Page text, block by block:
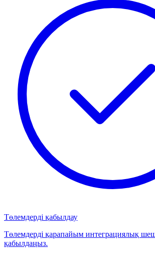
Төлемдерді қабылдау
Төлемдерді қарапайым интеграциялық
қабылдаңыз.